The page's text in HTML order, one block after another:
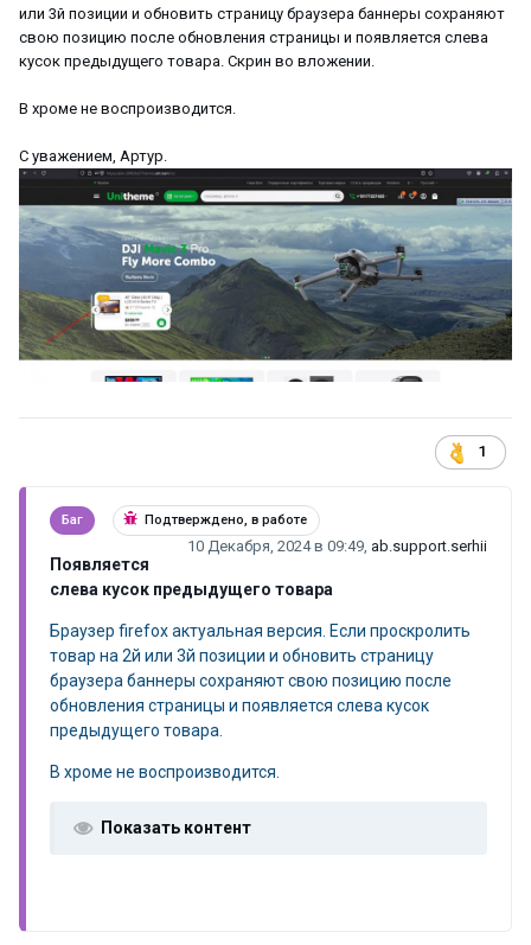
или 3й позиции и обновить страницу браузера баннеры сохраняют
свою позицию после обновления страницы и появляется слева
кусок предыдущего товара. Скрин во вложении.
В хроме не воспроизводится.
С уважением, Артур.
1
Баг Подтверждено, в работе
10 Декабря, 2024 в 09:49, ab.support.serhii
Появляется
слева кусок предыдущего товара
Браузер firefox актуальная версия. Если проскролить
товар на 2й или 3й позиции и обновить страницу
браузера баннеры сохраняют свою позицию после
обновления страницы и появляется слева кусок
предыдущего товара.
В хроме не воспроизводится.
Показать контент